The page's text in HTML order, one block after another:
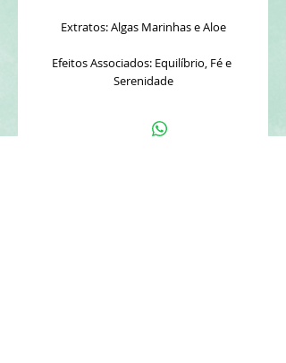
Extratos: Algas Marinhas e Aloe
Efeitos Associados: Equilíbrio, Fé e
Serenidade